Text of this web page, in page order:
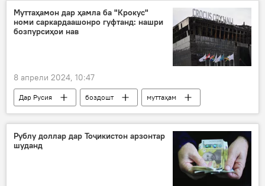
манъ
мактаб
Муттаҳамон дар ҳамла ба "Крокус"
номи саркардаашонро гуфтанд: нашри
бозпурсиҳои нав
8 апрели 2024, 10:47
Дар Русия боздошт
муттаҳам
бозпурсӣ
Рӯйдод, ҷиноят ва ҳолатҳои фавқулода
Украина
Рублу доллар дар Тоҷикистон арзонтар
шуданд